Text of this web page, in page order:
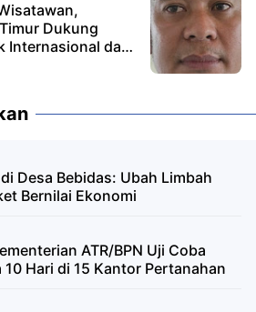
Dukung
Internasional dan
Desa Bebidas: Ubah Limbah
Bernilai Ekonomi
ATR/BPN Uji Coba
10 Hari di 15 Kantor Pertanahan